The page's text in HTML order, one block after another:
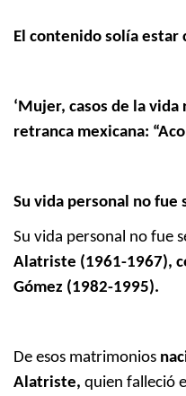
El contenido solía estar
‘Mujer, casos de la
retranca mexicana:
Su vida personal no fue
Su vida personal no fue
Alatriste (1961-1967),
Gómez (1982-1995).
De esos matrimonios
Alatriste, quien falleció